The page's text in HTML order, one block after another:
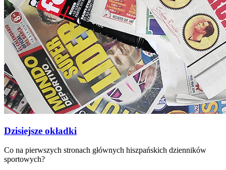
Dzisiejsze okładki
Co na pierwszych stronach głównych hiszpańskich dzienników
sportowych?